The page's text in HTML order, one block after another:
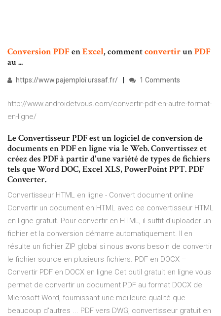
ConversionPDFenExcel, commentconvertirunPDF
au ...
https://www.pajemploi.urssaf.fr/ 1 Comments
http://www.androidetvous.com/convertir-pdf-en-autre-format-
en-ligne/
Le Convertisseur PDF est un logiciel de conversion de
documents en PDF en ligne via le Web. Convertissez et
créez des PDF à partir d'une variété de types de fichiers
tels que Word DOC, Excel XLS, PowerPoint PPT. PDF
Converter.
Convertisseur HTML en ligne - Convert document online
Convertir un document en HTML avec ce convertisseur HTML
en ligne gratuit. Pour convertir en HTML, il suffit d'uploader un
fichier et la conversion démarre automatiquement. Il en
résulte un fichier ZIP global si nous avons besoin de convertir
le fichier source en plusieurs fichiers. PDF en DOCX –
Convertir PDF en DOCX en ligne Cet outil gratuit en ligne vous
permet de convertir un document PDF au format DOCX de
Microsoft Word, fournissant une meilleure qualité que
beaucoup d'autres ... PDF vers DWG, convertisseur gratuit en